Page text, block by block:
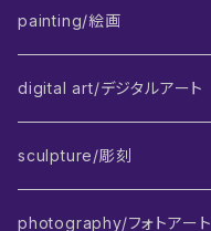
painting/絵画
digital art/デジタルアート
sculpture/彫刻
photography/フォトアート